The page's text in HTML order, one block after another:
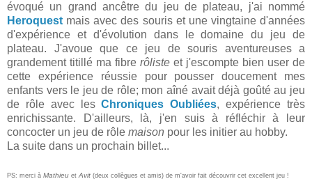
évoqué un grand ancêtre du jeu de plateau, j'ai nommé
Heroquest mais avec des souris et une vingtaine d'années
d'expérience et d'évolution dans le domaine du jeu de
plateau. J'avoue que ce jeu de souris aventureuses a
grandement titillé ma fibre rôliste et j'escompte bien user de
cette expérience réussie pour pousser doucement mes
enfants vers le jeu de rôle; mon aîné avait déjà goûté au jeu
de rôle avec lesChroniques Oubliées, expérience très
enrichissante. D'ailleurs, là, j'en suis à réfléchir à leur
concocter un jeu de rôle maison pour les initier au hobby.
La suite dans un prochain billet...
PS: merci à Mathieu etAvit (deux collègues et amis) de m'avoir fait découvrir cet excellent jeu !